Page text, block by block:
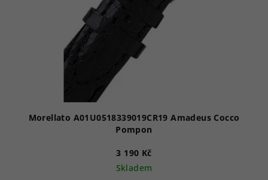
Morellato A01U0518339019CR19 Amadeus Cocco
Pompon
3 190 Kč
Skladem